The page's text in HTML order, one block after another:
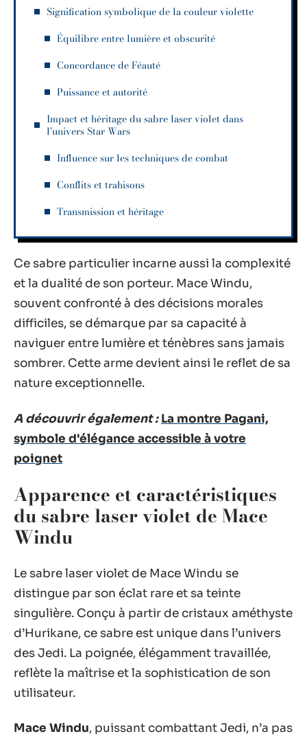
Signification symbolique de la couleur violette
Équilibre entre lumière et obscurité
Concordance de Féauté
Puissance et autorité
Impact et héritage du sabre laser violet dans
l’univers Star Wars
Influence sur les techniques de combat
Conflits et trahisons
Transmission et héritage
Ce sabre particulier incarne aussi la complexité
et la dualité de son porteur. Mace Windu,
souvent confronté à des décisions morales
difficiles, se démarque par sa capacité à
naviguer entre lumière et ténèbres sans jamais
sombrer. Cette arme devient ainsi le reflet de sa
nature exceptionnelle.
A découvrir également : La montre Pagani,
symbole d'élégance accessible à votre
poignet
Apparence et caractéristiques
du sabre laser violet de Mace
Windu
Le sabre laser violet de Mace Windu se
distingue par son éclat rare et sa teinte
singulière. Conçu à partir de cristaux améthyste
d’Hurikane, ce sabre est unique dans l’univers
des Jedi. La poignée, élégamment travaillée,
reflète la maîtrise et la sophistication de son
utilisateur.
Mace Windu, puissant combattant Jedi, n’a pas